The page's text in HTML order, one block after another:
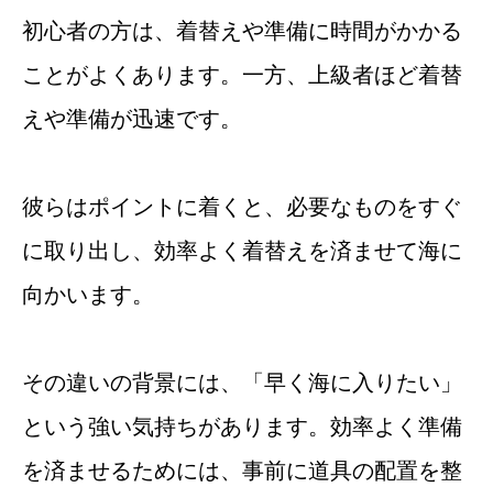
初心者の方は、着替えや準備に時間がかかる
ことがよくあります。一方、上級者ほど着替
えや準備が迅速です。
彼らはポイントに着くと、必要なものをすぐ
に取り出し、効率よく着替えを済ませて海に
向かいます。
その違いの背景には、「早く海に入りたい」
という強い気持ちがあります。効率よく準備
を済ませるためには、事前に道具の配置を整